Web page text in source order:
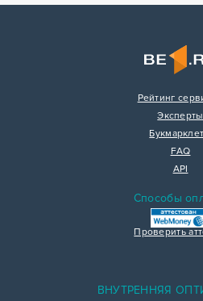
Рейтинг
Эксперты
FAQ
API
Способы
Проверить
ВНУТРЕННЯЯ